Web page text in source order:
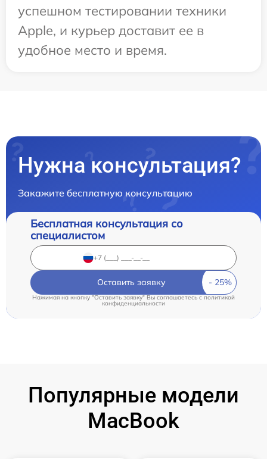
успешном тестировании техники
Apple, и курьер доставит ее в
удобное место и время.
Нужна консультация?
Закажите бесплатную консультацию
Бесплатная консультация со
специалистом
Оставить заявку
Нажимая на кнопку "Оставить заявку" Вы соглашаетесь cполитикой
конфиденциальности
Популярные модели
MacBook